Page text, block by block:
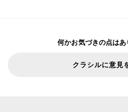
何かお気づきの点はあ
クラシルに意見